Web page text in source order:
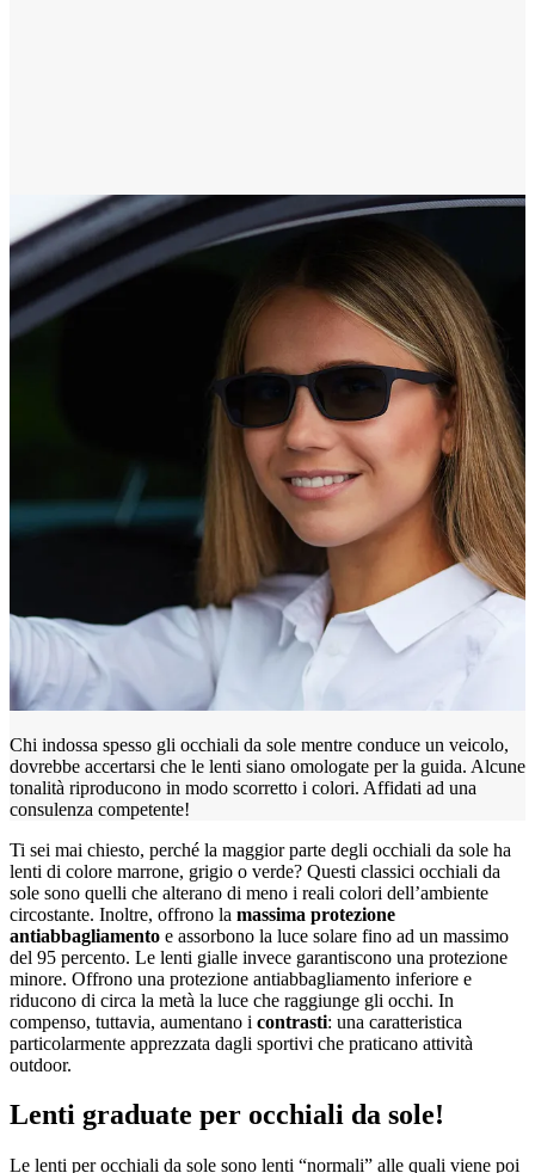
Chi indossa spesso gli occhiali da sole mentre conduce un veicolo,
dovrebbe accertarsi che le lenti siano omologate per la guida. Alcune
tonalità riproducono in modo scorretto i colori. Affidati ad una
consulenza competente!
Ti sei mai chiesto, perché la maggior parte degli occhiali da sole ha
lenti di colore marrone, grigio o verde? Questi classici occhiali da
sole sono quelli che alterano di meno i reali colori dell’ambiente
circostante. Inoltre, offrono la massima protezione
antiabbagliamento e assorbono la luce solare fino ad un massimo
del 95 percento. Le lenti gialle invece garantiscono una protezione
minore. Offrono una protezione antiabbagliamento inferiore e
riducono di circa la metà la luce che raggiunge gli occhi. In
compenso, tuttavia, aumentano i contrasti: una caratteristica
particolarmente apprezzata dagli sportivi che praticano attività
outdoor.
Lenti graduate per occhiali da sole!
Le lenti per occhiali da sole sono lenti “normaliˮ alle quali viene poi